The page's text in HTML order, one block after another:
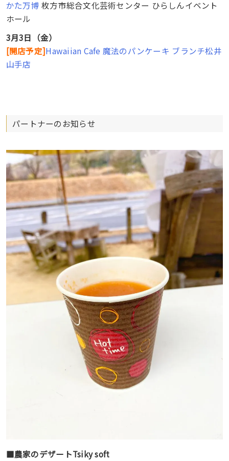
かた万博 枚方市総合文化芸術センター ひらしんイベント
ホール
3月3日（金）
[開店予定]Hawaiian Cafe 魔法のパンケーキ ブランチ松井
山手店
パートナーのお知らせ
■農家のデザートTsiky soft